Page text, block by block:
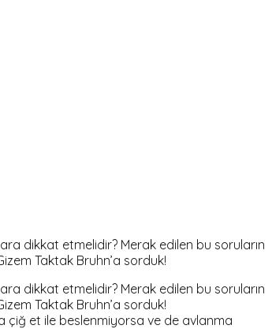
dikkat etmelidir? Merak edilen bu soruların
Taktak Bruhn’a sorduk!
dikkat etmelidir? Merak edilen bu soruların
Taktak Bruhn’a sorduk!
çiğ et ile beslenmiyorsa ve de avlanma